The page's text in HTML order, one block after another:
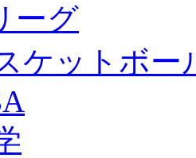
ーグ
ケットボー